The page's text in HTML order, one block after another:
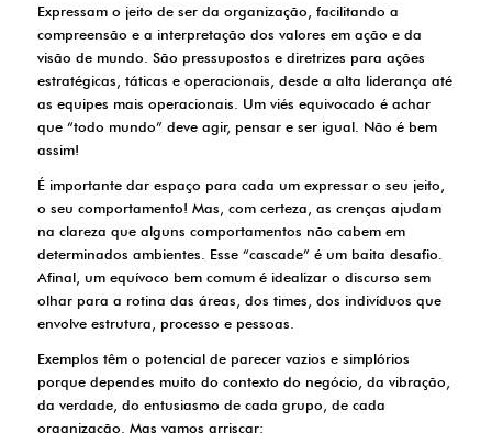
Expressam o jeito de ser da organização, facilitando a
compreensão e a interpretação dos valores em ação e da
visão de mundo. São pressupostos e diretrizes para ações
estratégicas, táticas e operacionais, desde a alta liderança até
as equipes mais operacionais. Um viés equivocado é achar
que “todo mundo” deve agir, pensar e ser igual. Não é bem
assim!
É importante dar espaço para cada um expressar o seu jeito,
o seu comportamento! Mas, com certeza, as crenças ajudam
na clareza que alguns comportamentos não cabem em
determinados ambientes. Esse “cascade” é um baita desafio.
Afinal, um equívoco bem comum é idealizar o discurso sem
olhar para a rotina das áreas, dos times, dos indivíduos que
envolve estrutura, processo e pessoas.
Exemplos têm o potencial de parecer vazios e simplórios
porque dependes muito do contexto do negócio, da vibração,
da verdade, do entusiasmo de cada grupo, de cada
organização. Mas vamos arriscar: